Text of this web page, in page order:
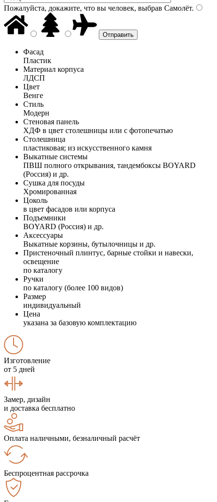
Пожалуйста, докажите, что вы человек, выбрав Самолёт.
Фасад
Пластик
Материал корпуса
ЛДСП
Цвет
Венге
Стиль
Модерн
Стеновая панель
ХДФ в цвет столешницы или с фотопечатью
Столешница
пластиковая; из искусственного камня
Выкатные системы
ПВШ полного открывания, тандембоксы BOYARD
(Россия) и др.
Сушка для посуды
Хромированная
Цоколь
в цвет фасадов или корпуса
Подъемники
BOYARD (Россия) и др.
Аксессуары
Выкатные корзины, бутылочницы и др.
Пристеночный плинтус, барные стойки и навески,
освещение
по каталогу
Ручки
по каталогу (более 100 видов)
Размер
индивидуальный
Цена
указана за базовую комплектацию
Изготовление
от 5 дней
Замер, дизайн
и доставка бесплатно
Оплата наличными, безналичный расчёт
Беспроцентная рассрочка